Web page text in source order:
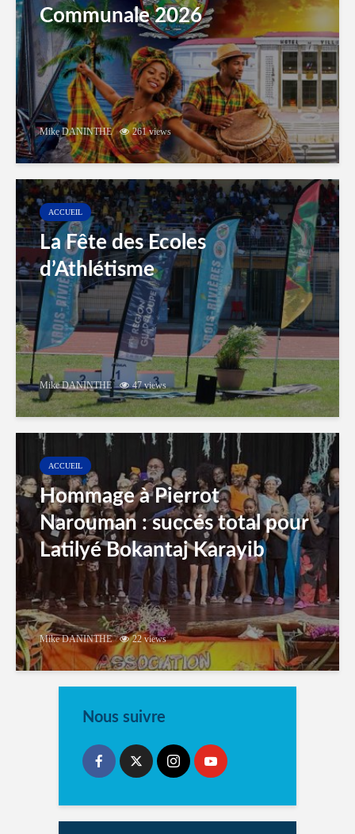
Communale 2026
Mike DANINTHE 261 views
ACCUEIL
La Fête des Ecoles
d’Athlétisme
Mike DANINTHE 47 views
ACCUEIL
Hommage à Pierrot
Narouman : succés total pour
Latilyé Bokantaj Karayib
Mike DANINTHE 22 views
Nous suivre